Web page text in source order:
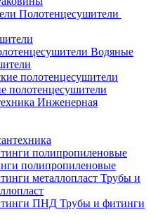
Полотенцесушители
Водяные
полотенцесушители
Инженерная
полипропиленовые
Трубы и
Трубы и фитинги